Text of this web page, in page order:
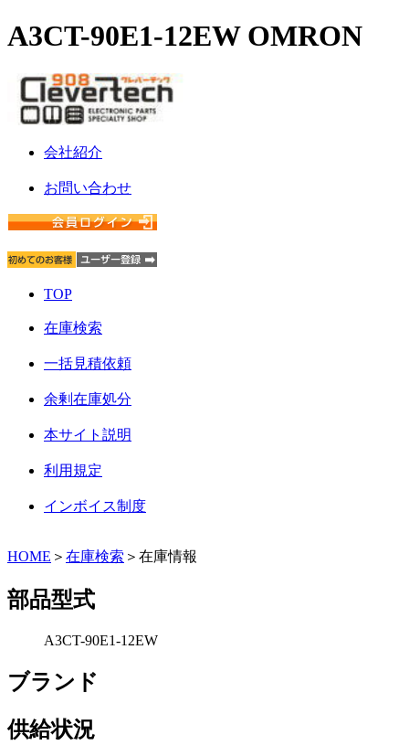
A3CT-90E1-12EW OMRON
会社紹介
お問い合わせ
TOP
在庫検索
一括見積依頼
余剰在庫処分
本サイト説明
利用規定
インボイス制度
HOME ＞ 在庫検索 ＞在庫情報
部品型式
A3CT-90E1-12EW
ブランド
供給状況